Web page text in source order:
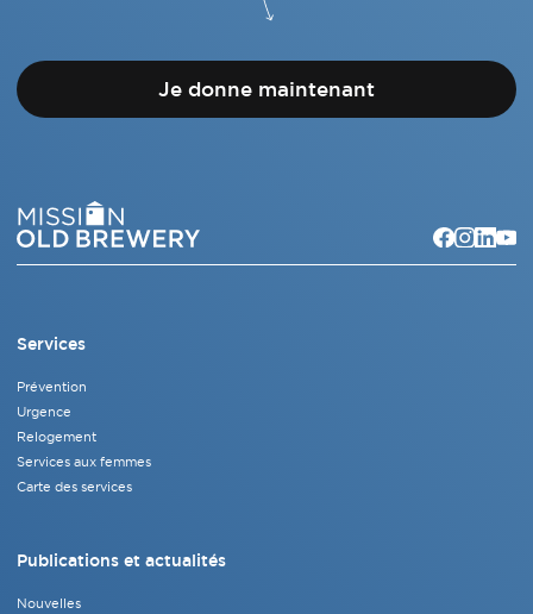
Je donne maintenant
Services
Prévention
Urgence
Relogement
Services aux femmes
Carte des services
Publications et actualités
Nouvelles